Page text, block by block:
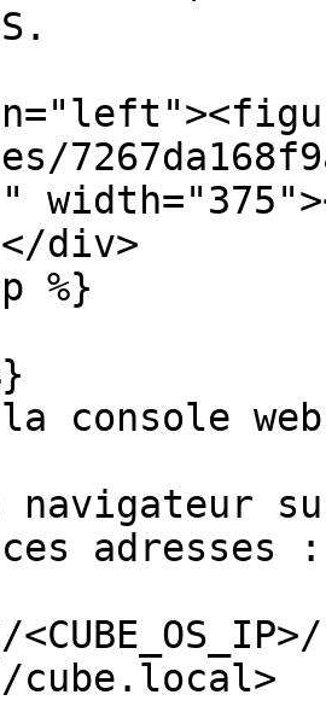
div>
%}
console web
navigateur
adresses :